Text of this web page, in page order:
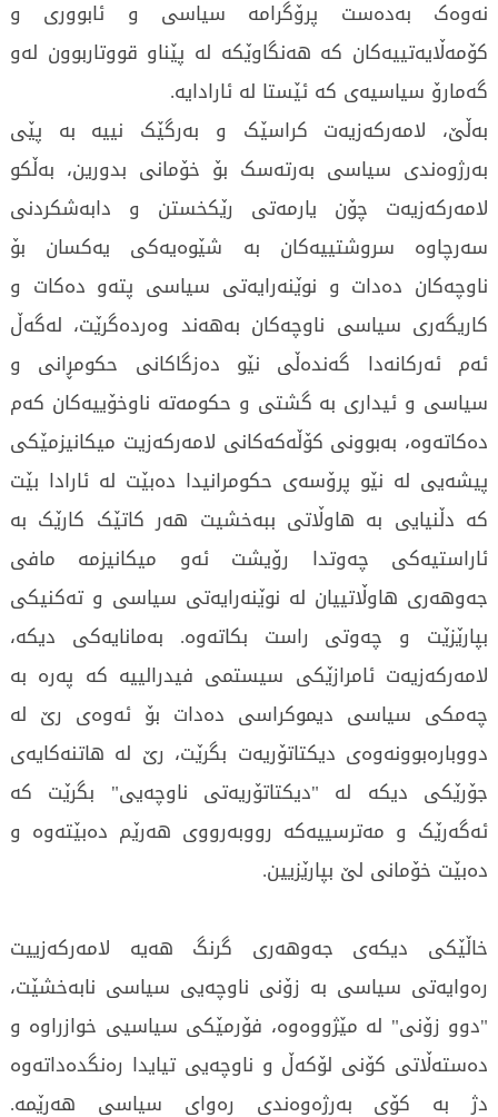
نەوەک بەدەست پرۆگرامە سیاسی و ئابووری و
کۆمەڵایەتییەکان کە هەنگاوێکە لە پێناو قووتاربوون لەو
گەمارۆ سیاسیەی کە ئێستا لە ئارادایە.
بەڵێ، لامەرکەزیەت کراسێک و بەرگێک نییە بە پێی
بەرژوەندی سیاسی بەرتەسک بۆ خۆمانی بدورین، بەڵکو
لامەرکەزیەت چۆن یارمەتی رێکخستن و دابەشکردنی
سەرچاوە سروشتییەکان بە شێوەیەکی یەکسان بۆ
ناوچەکان دەدات و نوێنەرایەتی سیاسی پتەو دەکات و
کاریگەری سیاسی ناوچەکان بەهەند وەردەگرێت، لەگەڵ
ئەم ئەرکانەدا گەندەڵی نێو دەزگاکانی حکومڕانی و
سیاسی و ئیداری بە گشتی و حکومەتە ناوخۆییەکان کەم
دەکاتەوە، بەبوونی کۆڵەکەکانی لامەرکەزیت میکانیزمێکی
پیشەیی لە نێو پرۆسەی حکومرانیدا دەبێت لە ئارادا بێت
کە دڵنیایی بە هاوڵاتی ببەخشیت هەر کاتێک کارێک بە
ئاراستیەکی چەوتدا رۆیشت ئەو میکانیزمە مافی
جەوهەری هاوڵاتییان لە نوێنەرایەتی سیاسی و تەکنیکی
بپارێزێت و چەوتی راست بکاتەوە. بەمانایەکی دیکە،
لامەرکەزیەت ئامرازێکی سیستمی فیدرالییە کە پەرە بە
چەمکی سیاسی دیموکراسی دەدات بۆ ئەوەی رێ لە
دووبارەبوونەوەی دیکتاتۆریەت بگرێت، رێ لە هاتنەکایەی
جۆرێکی دیکە لە "دیکتاتۆریەتی ناوچەیی" بگرێت کە
ئەگەرێک و مەترسییەکە رووبەرووی هەرێم دەبێتەوە و
دەبێت خۆمانی لێ بپارێزیین.
خاڵێکی دیکەی جەوهەری گرنگ هەیە لامەرکەزییت
رەوایەتی سیاسی بە زۆنی ناوچەیی سیاسی نابەخشێت،
"دوو زۆنی" لە مێژووەوە، فۆرمێکی سیاسیی خوازراوە و
دەستەڵاتی کۆنی لۆکەڵ و ناوچەیی تیایدا رەنگدەداتەوە
دژ بە کۆی بەرژەوەندی رەوای سیاسی هەرێمە.